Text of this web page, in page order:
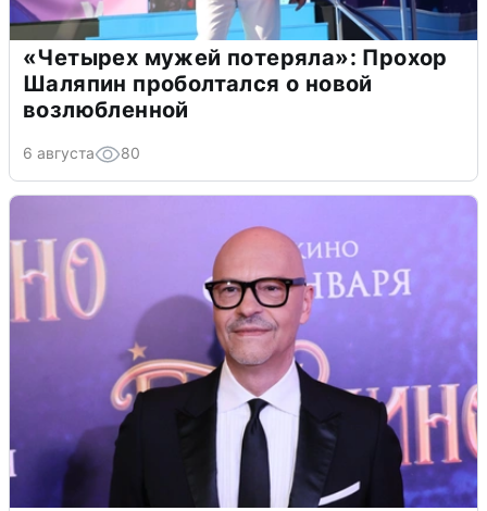
«Четырех мужей потеряла»: Прохор
Шаляпин проболтался о новой
возлюбленной
6 августа 80